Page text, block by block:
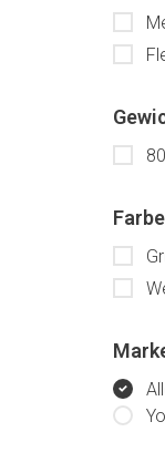
Farbe